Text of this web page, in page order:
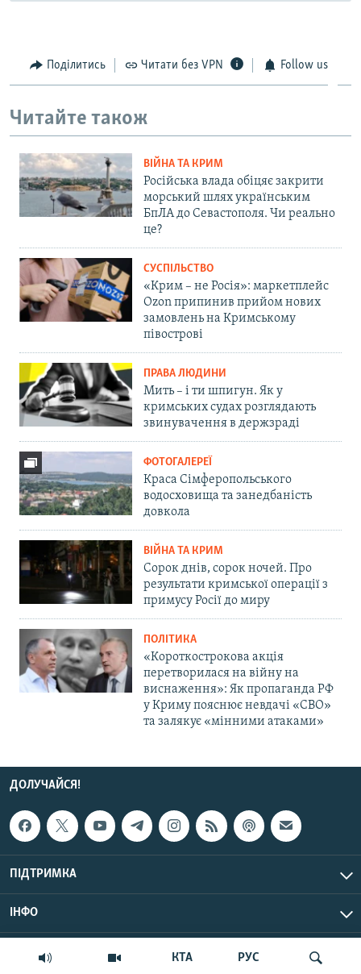
КТА РУС
Поділитись Читати без VPN Follow us
Читайте також
ВІЙНА ТА КРИМ
Російська влада обіцяє закрити
морський шлях українським
БпЛА до Севастополя. Чи реально
це?
СУСПІЛЬСТВО
«Крим – не Росія»: маркетплейс
Ozon припинив прийом нових
замовлень на Кримському
півострові
ПРАВА ЛЮДИНИ
Мить – і ти шпигун. Як у
кримських судах розглядають
звинувачення в держзраді
ФОТОГАЛЕРЕЇ
Краса Сімферопольського
водосховища та занедбаність
довкола
ВІЙНА ТА КРИМ
Сорок днів, сорок ночей. Про
результати кримської операції з
примусу Росії до миру
ПОЛІТИКА
«Короткострокова акція
перетворилася на війну на
виснаження»: Як пропаганда РФ
у Криму пояснює невдачі «СВО»
та залякує «мінними атаками»
ДОЛУЧАЙСЯ!
ПІДТРИМКА
ІНФО
© Крим.Реалії, 2026 | Усі права застережено.